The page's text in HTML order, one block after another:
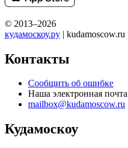
© 2013–2026
кудамоскоу.ру | kudamoscow.ru
Контакты
Сообщить об ошибке
Наша электронная почта
mailbox@kudamoscow.ru
Кудамоскоу